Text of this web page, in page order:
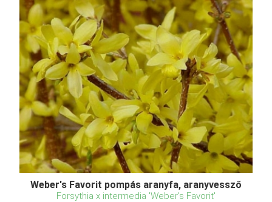
Weber's Favorit pompás aranyfa, aranyvessző
Forsythia x intermedia 'Weber's Favorit'